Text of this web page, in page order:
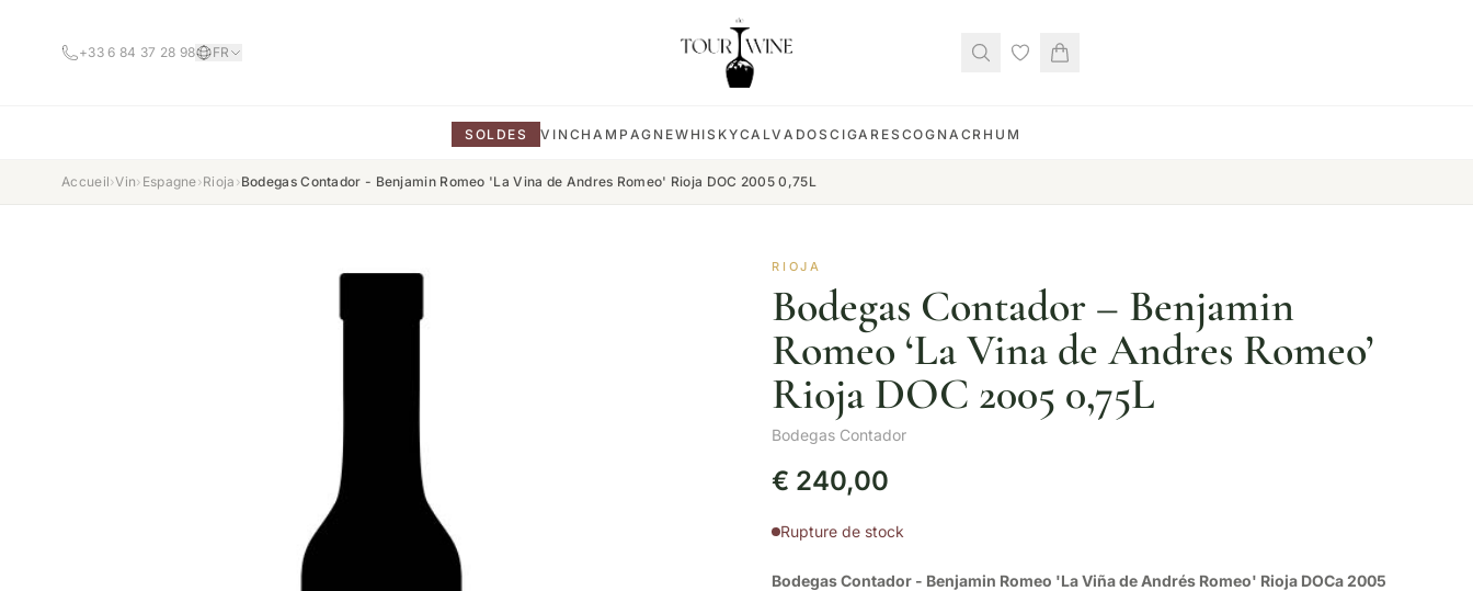
+33 6 84 37 28 98 FR
SOLDES VIN CHAMPAGNEWHISKYCALVADOS CIGARES COGNAC RHUM
Accueil›Vin› Espagne›Rioja ›Bodegas Contador - Benjamin Romeo 'La Vina de Andres Romeo' Rioja DOC 2005 0,75L
RIOJA
Bodegas Contador – Benjamin
Romeo ‘La Vina de Andres Romeo’
Rioja DOC 2005 0,75L
Bodegas Contador
€ 240,00
Rupture de stock
Bodegas Contador - Benjamin Romeo 'La Viña de Andrés Romeo' Rioja DOCa 2005